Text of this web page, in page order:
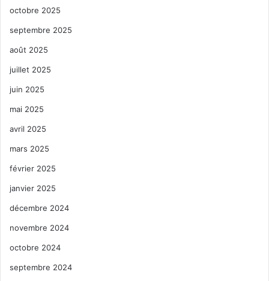
octobre 2025
septembre 2025
août 2025
juillet 2025
juin 2025
mai 2025
avril 2025
mars 2025
février 2025
janvier 2025
décembre 2024
novembre 2024
octobre 2024
septembre 2024